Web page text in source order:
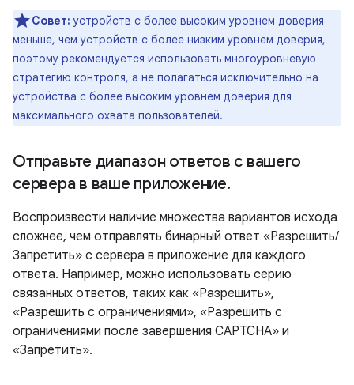
Совет: устройств с более высоким уровнем доверия
меньше, чем устройств с более низким уровнем доверия,
поэтому рекомендуется использовать многоуровневую
стратегию контроля, а не полагаться исключительно на
устройства с более высоким уровнем доверия для
максимального охвата пользователей.
Отправьте диапазон ответов с вашего
сервера в ваше приложение.
Воспроизвести наличие множества вариантов исхода
сложнее, чем отправлять бинарный ответ «Разрешить/
Запретить» с сервера в приложение для каждого
ответа. Например, можно использовать серию
связанных ответов, таких как «Разрешить»,
«Разрешить с ограничениями», «Разрешить с
ограничениями после завершения CAPTCHA» и
«Запретить».